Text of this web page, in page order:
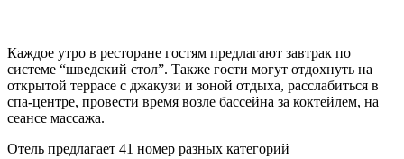
Каждое утро в ресторане гостям предлагают завтрак по
системе “шведский стол”. Также гости могут отдохнуть на
открытой террасе с джакузи и зоной отдыха, расслабиться в
спа-центре, провести время возле бассейна за коктейлем, на
сеансе массажа.
Отель предлагает 41 номер разных категорий